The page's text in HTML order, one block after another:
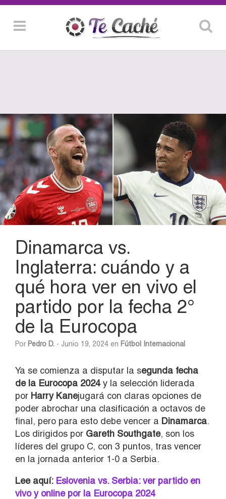
Dinamarca vs.
Inglaterra: cuándo y a
qué hora ver en vivo el
partido por la fecha 2°
de la Eurocopa
Por Pedro D. - Junio 19, 2024 en Fútbol Internacional
Ya se comienza a disputar la segunda fecha
de la Eurocopa 2024y la selección liderada
por Harry Kanejugará con claras opciones de
poder abrochar una clasificación a octavos de
final, pero para esto debe vencer a Dinamarca.
Los dirigidos por Gareth Southgate, son los
líderes del grupo C, con 3 puntos, tras vencer
en la jornada anterior 1-0 a Serbia.
Lee aquí: Eslovenia vs. Serbia: ver partido en
vivo y online por la Eurocopa 2024